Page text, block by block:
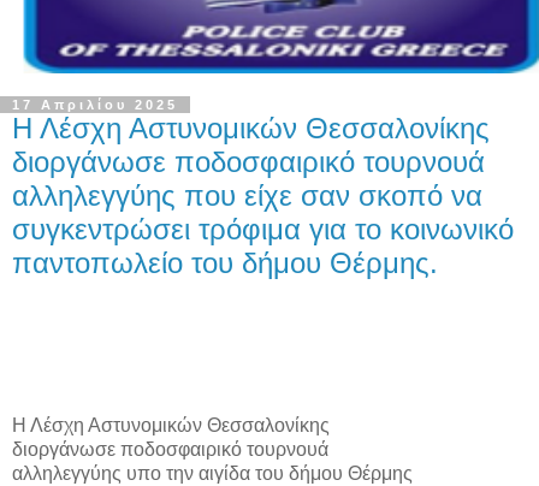
17 Απριλίου 2025
Η Λέσχη Αστυνομικών Θεσσαλονίκης
διοργάνωσε ποδοσφαιρικό τουρνουά
αλληλεγγύης που είχε σαν σκοπό να
συγκεντρώσει τρόφιμα για το κοινωνικό
παντοπωλείο του δήμου Θέρμης.
Η Λέσχη Αστυνομικών Θεσσαλονίκης
διοργάνωσε ποδοσφαιρικό τουρνουά
αλληλεγγύης υπο την αιγίδα του δήμου Θέρμης